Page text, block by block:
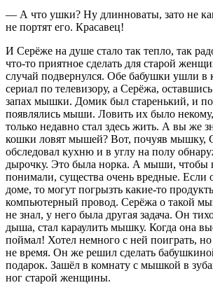
— А что ушки? Ну длинноваты, зато не
не портят его. Красавец!
И Серёже на душе стало так тепло, так
что-то приятное сделать для старой
случай подвернулся. Обе бабушки ушли в
сериал по телевизору, а Серёжа,
запах мышки. Домик был старенький, и
появлялись мыши. Ловить их было
только недавно стал здесь жить. А вы же
кошки ловят мышей? Вот, почуяв мышку,
обследовал кухню и в углу на полу
дырочку. Это была норка. А мыши, чтобы
понимали, существа очень вредные. Если
доме, то могут погрызть какие-то
компьютерный провод. Серёжа о такой
не знал, у него была другая задача. Он
дыша, стал караулить мышку. Когда она
поймал! Хотел немного с ней поиграть,
не время. Он же решил сделать
подарок. Зашёл в комнату с мышкой в
ног старой женщины.